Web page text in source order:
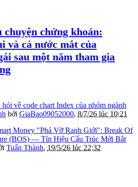
chuyện chứng khoán:
và cả nước mắt của
sau một năm tham gia
hỏi về code chart Index của nhóm ngành
bởi GiaBao09052000, 8/7/26 lúc 10:21
Money "Phá Vỡ Ranh Giới": Break Of
(BOS) — Tín Hiệu Cấu Trúc Mới Bắt
Tuấn Thành, 19/5/26 lúc 22:32